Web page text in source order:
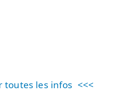
toutes les infos <<<